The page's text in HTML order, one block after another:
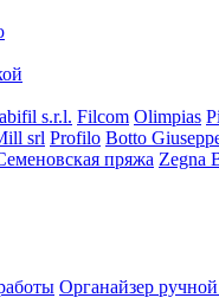
s.r.l. Filcom Olimpias
srl Profilo Botto
пряжа Zegna
Органайзер